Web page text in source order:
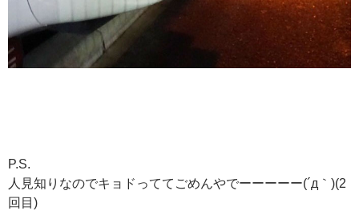
P.S.
人見知りなのでキョドっててごめんやでーーーーー(´д｀)(2
回目)